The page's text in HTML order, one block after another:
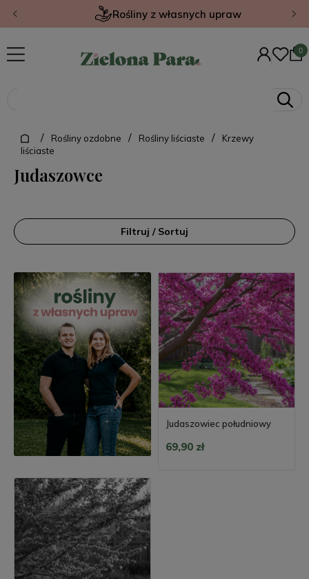
Rośliny z własnych upraw
/ Rośliny ozdobne / Rośliny liściaste /
Krzewy
liściaste
Judaszowce
Filtruj / Sortuj
Judaszowiec południowy
69,90 zł